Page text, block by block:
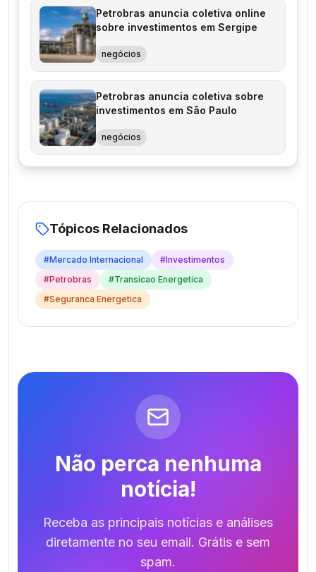
Petrobras anuncia coletiva online
sobre investimentos em Sergipe
negócios
Petrobras anuncia coletiva sobre
investimentos em São Paulo
negócios
Tópicos Relacionados
#Mercado Internacional #Investimentos
#Petrobras #Transicao Energetica
#Seguranca Energetica
Não perca nenhuma
notícia!
Receba as principais notícias e análises
diretamente no seu email. Grátis e sem
spam.